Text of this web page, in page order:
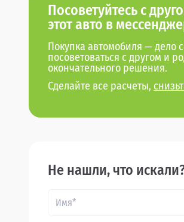
Посоветуйтесь с
этот авто в
Покупка автомобиля — дело
посоветоваться с другом и
окончательного решения.
Сделайте все расчеты,
Не нашли, что